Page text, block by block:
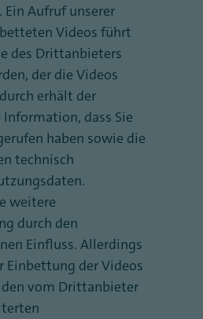
Aufruf unserer
Videos führt
des Drittanbieters
der die Videos
erhält der
dass Sie
haben sowie die
technisch
weitere
durch den
Einfluss. Allerdings
Einbettung der Videos
vom Drittanbieter